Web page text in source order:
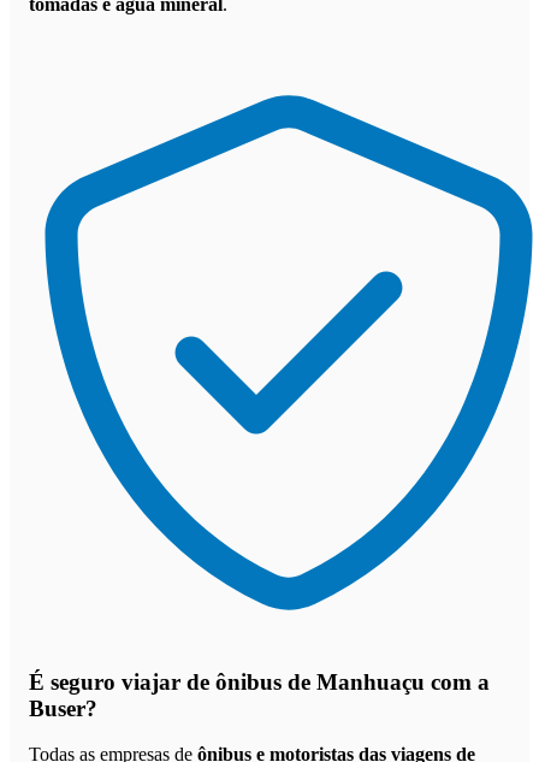
tomadas e água mineral .
É seguro viajar de ônibus de Manhuaçu com a
Buser?
Todas as empresas de ônibus e motoristas das viagens de